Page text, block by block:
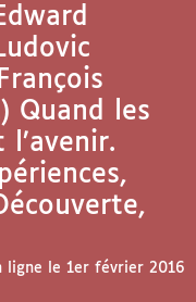
Quand les
ligne le 1er février 2016